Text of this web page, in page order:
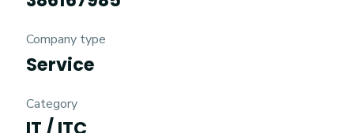
Company type
Service
Category